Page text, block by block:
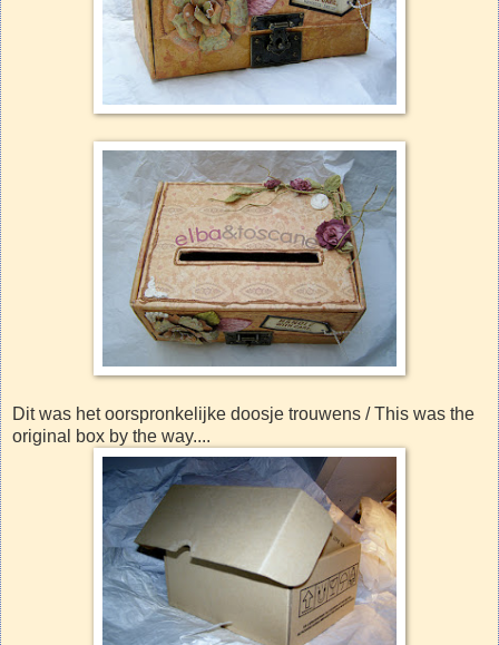
Dit was het oorspronkelijke doosje trouwens / This was the
original box by the way....